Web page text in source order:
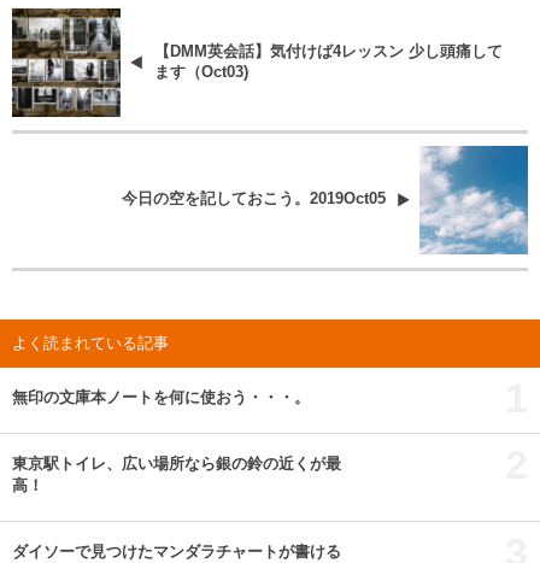
【DMM英会話】気付けば4レッスン 少し頭痛して
ます（Oct03)
今日の空を記しておこう。2019Oct05
よく読まれている記事
無印の文庫本ノートを何に使おう・・・。
東京駅トイレ、広い場所なら銀の鈴の近くが最
高！
ダイソーで見つけたマンダラチャートが書ける